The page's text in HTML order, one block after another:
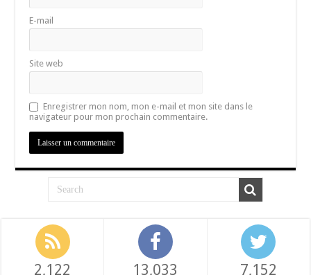
E-mail
Site web
Enregistrer mon nom, mon e-mail et mon site dans le
navigateur pour mon prochain commentaire.
2,122 13,033 7,152